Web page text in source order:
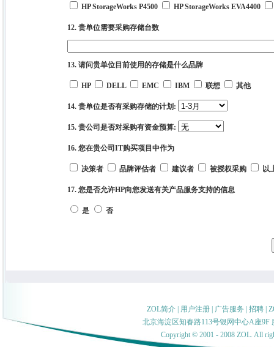
HP StorageWorks P4500 HP StorageWorks EVA4400
12. 贵单位需要采购存储台数
13. 请问贵单位目前使用的存储是什么品牌
HP DELL EMC IBM 联想 其他
14. 贵单位是否有采购存储的计划:
15. 贵公司是否对采购有资金预算:
16. 您在贵公司IT购买项目中作为
决策者 品牌评估者 建议者 被授权采购 以
17. 您是否允许HP向您发送有关产品服务支持的信息
是 否
ZOL简介 用户注册 广告服务 招聘
北京海淀区知春路113号银网中心A座9F
Copyright © 2001 - 2008 ZOL. All